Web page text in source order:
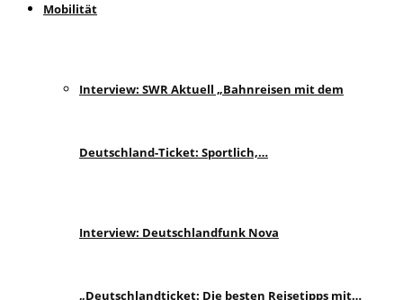
Mobilität
Interview: SWR Aktuell „Bahnreisen mit dem
Deutschland-Ticket: Sportlich,…
Interview: Deutschlandfunk Nova
„Deutschlandticket: Die besten Reisetipps mit…